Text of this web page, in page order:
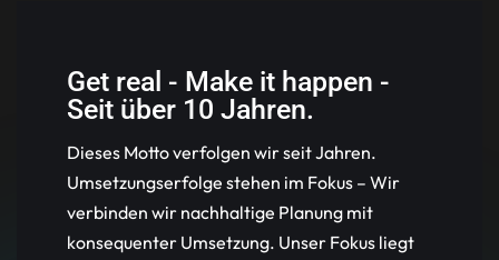
Get real - Make it happen -
Seit über 10 Jahren.
Dieses Motto verfolgen wir seit Jahren.
Umsetzungserfolge stehen im Fokus – Wir
verbinden wir nachhaltige Planung mit
konsequenter Umsetzung. Unser Fokus liegt